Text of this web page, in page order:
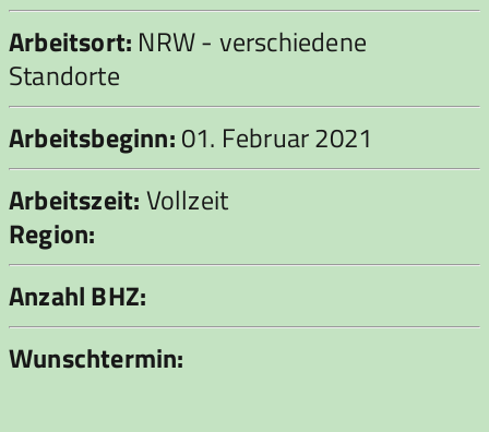
Arbeitsort: NRW - verschiedene
Standorte
Arbeitsbeginn:01. Februar 2021
Arbeitszeit:Vollzeit
Region:
Anzahl BHZ:
Wunschtermin: